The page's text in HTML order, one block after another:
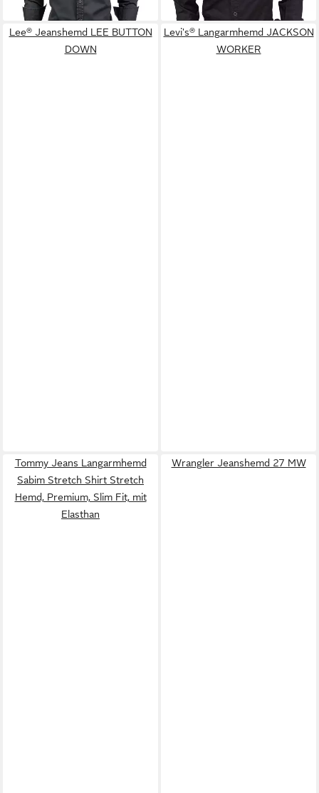
Lee® Jeanshemd LEE BUTTON
DOWN
Levi's® Langarmhemd JACKSON
WORKER
Tommy Jeans Langarmhemd
Sabim Stretch Shirt Stretch
Hemd, Premium, Slim Fit, mit
Elasthan
Wrangler Jeanshemd 27 MW